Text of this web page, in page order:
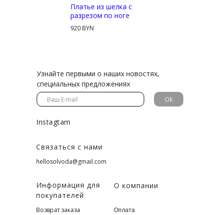
Платье из шелка с
разрезом по ноге
920 BYN
Связаться с нами
hellosolvoda@gmail.com
Информация для
покупателей
Возврат заказа
О компании
Оплата
Ok
Узнайте первыми о наших новостях,
специальных предложениях
Instagtam